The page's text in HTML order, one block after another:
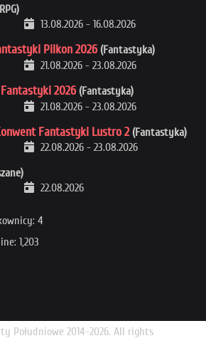
13.08.2026 - 16.08.2026
Pilkon 2026 (Fantastyka)
21.08.2026 - 23.08.2026
2026 (Fantastyka)
21.08.2026 - 23.08.2026
Fantastyki Lustro 2 (Fantastyka)
22.08.2026 - 23.08.2026
22.08.2026
4
1,203
Południowe 2014-2026. All rights